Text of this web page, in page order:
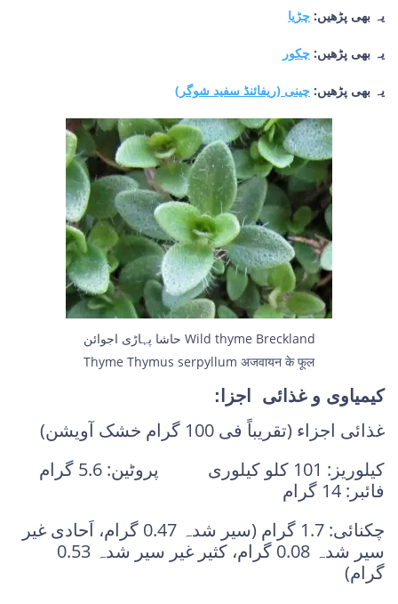
یہ بھی پڑھیں: چڑیا
یہ بھی پڑھیں: چکور
یہ بھی پڑھیں: چینی (ریفائنڈ سفید شوگر)
حاشا پہاڑی اجوائن Wild thyme Breckland
Thyme Thymus serpyllum अजवायन के फूल
کیمیاوی و غذائی اجزا:
غذائی اجزاء (تقریباً فی 100 گرام خشک آویشن)
کیلوریز: 101 کلو کیلوری پروٹین: 5.6 گرام
فائبر: 14 گرام
چکنائی: 1.7 گرام (سیر شدہ 0.47 گرام، اَحادی غیر
سیر شدہ 0.08 گرام، کثیر غیر سیر شدہ 0.53
گرام)